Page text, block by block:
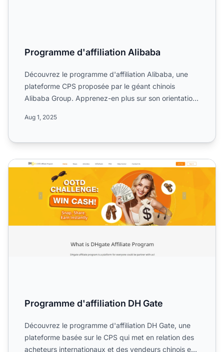
Programme d'affiliation Alibaba
Découvrez le programme d'affiliation Alibaba, une
plateforme CPS proposée par le géant chinois
Alibaba Group. Apprenez-en plus sur son orientation
Aug 1, 2025
Programme d'affiliation DH Gate
Programme d'affiliation DH Gate
Découvrez le programme d'affiliation DH Gate, une
plateforme basée sur le CPS qui met en relation des
acheteurs internationaux et des vendeurs chinois en